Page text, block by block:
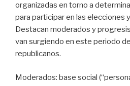
organizadas en torno a
para participar en las elecciones
Destacan moderados y
van surgiendo en este periodo
republicanos.
Moderados: base social